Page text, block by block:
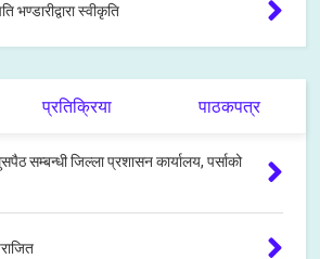
भण्डारीद्वारा स्वीकृति
प्रतिक्रिया पाठकपत्र
सम्बन्धी जिल्ला प्रशासन कार्यालय, पर्साको